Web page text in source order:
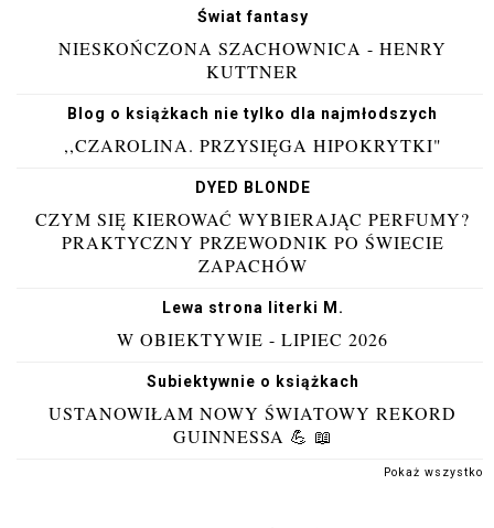
Świat fantasy
NIESKOŃCZONA SZACHOWNICA - HENRY
KUTTNER
Blog o książkach nie tylko dla najmłodszych
,,CZAROLINA. PRZYSIĘGA HIPOKRYTKI"
DYED BLONDE
CZYM SIĘ KIEROWAĆ WYBIERAJĄC PERFUMY?
PRAKTYCZNY PRZEWODNIK PO ŚWIECIE
ZAPACHÓW
Lewa strona literki M.
W OBIEKTYWIE - LIPIEC 2026
Subiektywnie o książkach
USTANOWIŁAM NOWY ŚWIATOWY REKORD
GUINNESSA 💪 📖
Pokaż wszystko